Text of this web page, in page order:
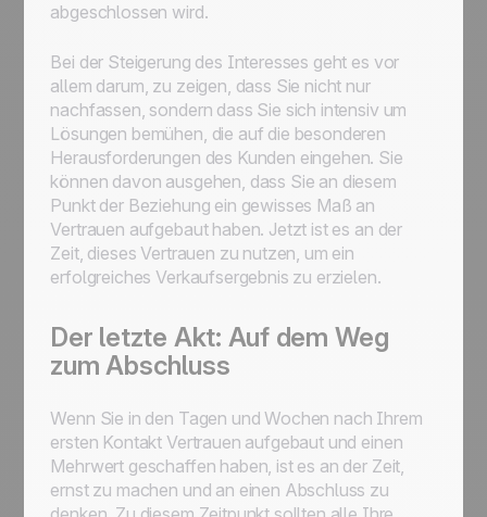
abgeschlossen wird.
Bei der Steigerung des Interesses geht es vor
allem darum, zu zeigen, dass Sie nicht nur
nachfassen, sondern dass Sie sich intensiv um
Lösungen bemühen, die auf die besonderen
Herausforderungen des Kunden eingehen. Sie
können davon ausgehen, dass Sie an diesem
Punkt der Beziehung ein gewisses Maß an
Vertrauen aufgebaut haben. Jetzt ist es an der
Zeit, dieses Vertrauen zu nutzen, um ein
erfolgreiches Verkaufsergebnis zu erzielen.
Der letzte Akt: Auf dem Weg
zum Abschluss
Wenn Sie in den Tagen und Wochen nach Ihrem
ersten Kontakt Vertrauen aufgebaut und einen
Mehrwert geschaffen haben, ist es an der Zeit,
ernst zu machen und an einen Abschluss zu